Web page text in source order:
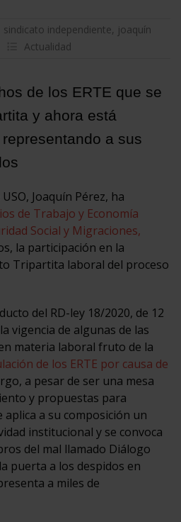
sindicato independiente, joaquín
Actualidad
de los ERTE que se
y ahora está
a sus
Joaquín Pérez, ha
de Trabajo y Economía
Social y Migraciones,
la participación en la
Tripartita laboral del proceso
del RD-ley 18/2020, de 12
vigencia de algunas de las
materia laboral fruto de la
de los ERTE por causa de
a pesar de ser una mesa
y propuestas para
a su composición un
institucional y se convoca
del mal llamado Diálogo
puerta a los despidos en
a miles de